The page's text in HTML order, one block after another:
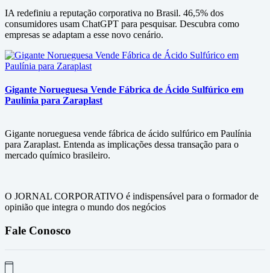
IA redefiniu a reputação corporativa no Brasil. 46,5% dos
consumidores usam ChatGPT para pesquisar. Descubra como
empresas se adaptam a esse novo cenário.
Gigante Norueguesa Vende Fábrica de Ácido Sulfúrico em
Paulínia para Zaraplast
Gigante norueguesa vende fábrica de ácido sulfúrico em Paulínia
para Zaraplast. Entenda as implicações dessa transação para o
mercado químico brasileiro.
O JORNAL CORPORATIVO é indispensável para o formador de
opinião que integra o mundo dos negócios
Fale Conosco